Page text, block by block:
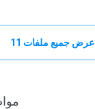
عرض جميع ملفات 11